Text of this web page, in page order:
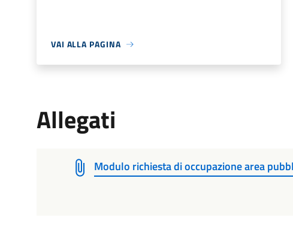
VAI ALLA PAGINA
Allegati
Modulo richiesta di occupazione area